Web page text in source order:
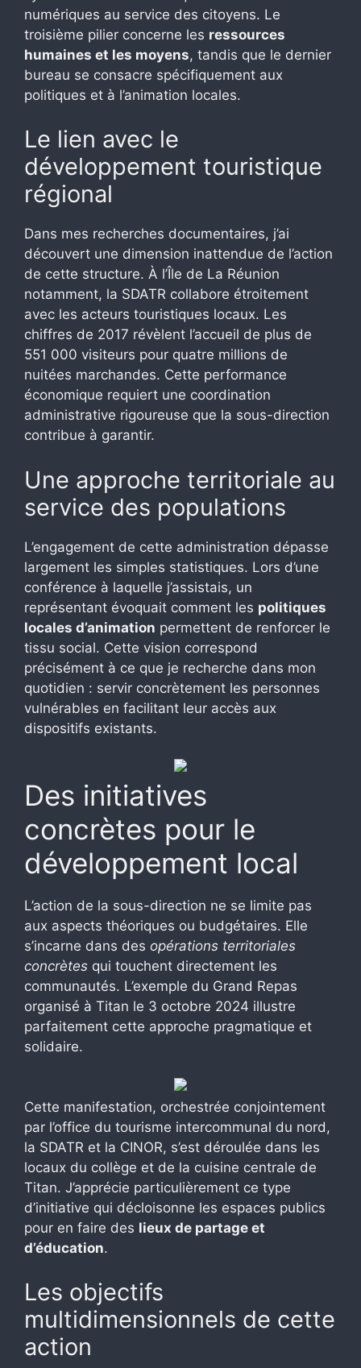
numériques au service des citoyens. Le
troisième pilier concerne les ressources
humaines et les moyens, tandis que le dernier
bureau se consacre spécifiquement aux
politiques et à l’animation locales.
Le lien avec le
développement touristique
régional
Dans mes recherches documentaires, j’ai
découvert une dimension inattendue de l’action
de cette structure. À l’Île de La Réunion
notamment, la SDATR collabore étroitement
avec les acteurs touristiques locaux. Les
chiffres de 2017 révèlent l’accueil de plus de
551 000 visiteurs pour quatre millions de
nuitées marchandes. Cette performance
économique requiert une coordination
administrative rigoureuse que la sous-direction
contribue à garantir.
Une approche territoriale au
service des populations
L’engagement de cette administration dépasse
largement les simples statistiques. Lors d’une
conférence à laquelle j’assistais, un
représentant évoquait comment les politiques
locales d’animation permettent de renforcer le
tissu social. Cette vision correspond
précisément à ce que je recherche dans mon
quotidien : servir concrètement les personnes
vulnérables en facilitant leur accès aux
dispositifs existants.
Des initiatives
concrètes pour le
développement local
L’action de la sous-direction ne se limite pas
aux aspects théoriques ou budgétaires. Elle
s’incarne dans des opérations territoriales
concrètes qui touchent directement les
communautés. L’exemple du Grand Repas
organisé à Titan le 3 octobre 2024 illustre
parfaitement cette approche pragmatique et
solidaire.
Cette manifestation, orchestrée conjointement
par l’office du tourisme intercommunal du nord,
la SDATR et la CINOR, s’est déroulée dans les
locaux du collège et de la cuisine centrale de
Titan. J’apprécie particulièrement ce type
d’initiative qui décloisonne les espaces publics
pour en faire des lieux de partage et
d’éducation.
Les objectifs
multidimensionnels de cette
action